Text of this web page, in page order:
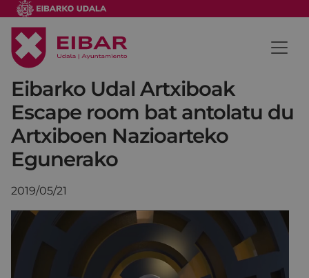
Eibarko Udal Artxiboak
Escape room bat antolatu du
Artxiboen Nazioarteko
Egunerako
2019/05/21